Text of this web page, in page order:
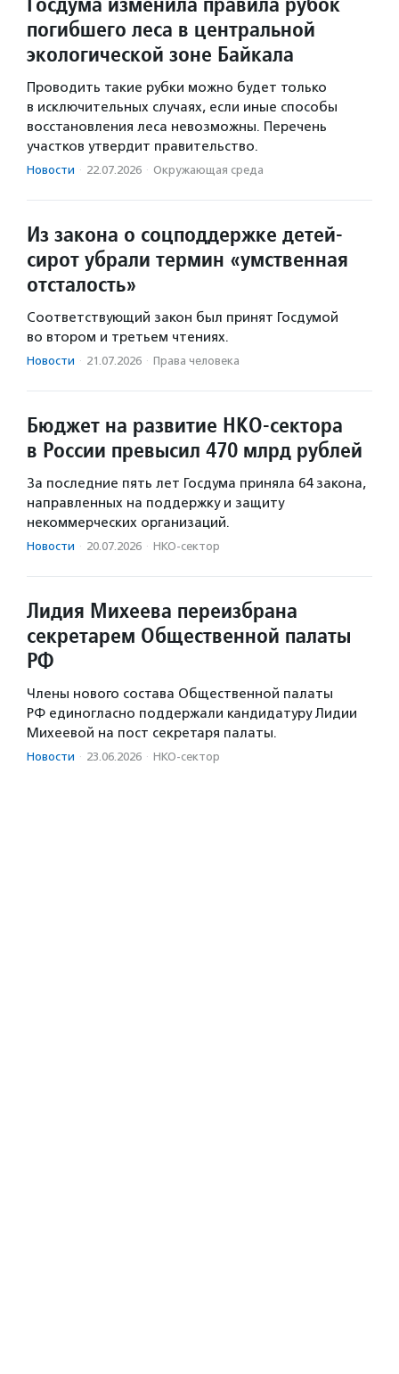
погибшего леса в центральной
экологической зоне Байкала
Проводить такие рубки можно будет только
в исключительных случаях, если иные способы
восстановления леса невозможны. Перечень
участков утвердит правительство.
Новости · 22.07.2026 · Окружающая среда
Из закона о соцподдержке детей-
сирот убрали термин «умственная
отсталость»
Соответствующий закон был принят Госдумой
во втором и третьем чтениях.
Новости · 21.07.2026 · Права человека
Бюджет на развитие НКО-сектора
в России превысил 470 млрд рублей
За последние пять лет Госдума приняла 64 закона,
направленных на поддержку и защиту
некоммерческих организаций.
Новости · 20.07.2026 · НКО-сектор
Лидия Михеева переизбрана
секретарем Общественной палаты
РФ
Члены нового состава Общественной палаты
РФ единогласно поддержали кандидатуру Лидии
Михеевой на пост секретаря палаты.
Новости · 23.06.2026 · НКО-сектор